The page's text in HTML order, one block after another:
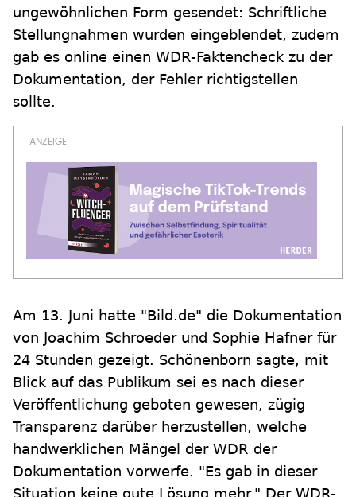
ungewöhnlichen Form gesendet: Schriftliche
Stellungnahmen wurden eingeblendet, zudem
gab es online einen WDR-Faktencheck zu der
Dokumentation, der Fehler richtigstellen
sollte.
Am 13. Juni hatte "Bild.de" die Dokumentation
von Joachim Schroeder und Sophie Hafner für
24 Stunden gezeigt. Schönenborn sagte, mit
Blick auf das Publikum sei es nach dieser
Veröffentlichung geboten gewesen, zügig
Transparenz darüber herzustellen, welche
handwerklichen Mängel der WDR der
Dokumentation vorwerfe. "Es gab in dieser
Situation keine gute Lösung mehr." Der WDR-